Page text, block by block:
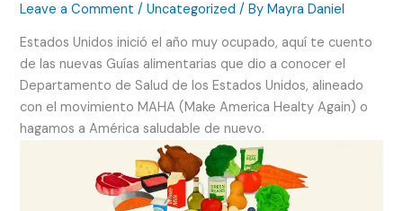
Leave a Comment /Uncategorized / ByMayra Daniel
Estados Unidos inició el año muy ocupado, aquí te cuento
de las nuevas Guías alimentarias que dio a conocer el
Departamento de Salud de los Estados Unidos, alineado
con el movimiento MAHA (Make America Healty Again) o
hagamos a América saludable de nuevo.